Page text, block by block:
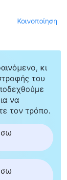
Κοινοποίηση
κι
του
να
τον τρόπο.